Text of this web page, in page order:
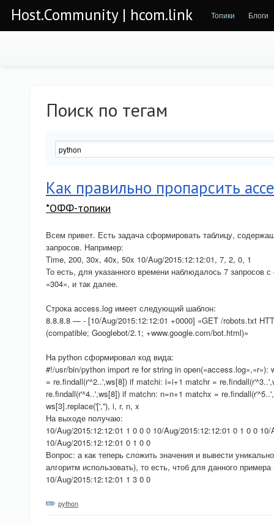
Host.Community | hcom.link Топики Блоги
Поиск по тегам
Как правильно пропарсить
*ОФФ-топики
Всем привет. Есть задача сформировать таблицу,
запросов. Например:
Time, 200, 30x, 40x, 50x 10/Aug/2015:12:12:01, 7, 2, 0, 1
То есть, для указанного времени наблюдалось 7 запросов
«304», и так далее.
Строка access.log имеет следующий шаблон:
8.8.8.8 — - [10/Aug/2015:12:12:01 +0000] «GET /robots.txt
(compatible; Googlebot/2.1; +www.google.com/bot.html)»
На python сформировал код вида:
#!/usr/bin/python import re for string in
= re.findall(r'^2..',ws[8]) if matchi: i=i+1 matchr =
re.findall(r'^4..',ws[8]) if matchn: n=n+1 matchx =
ws[3].replace('[',''), i, r, n, x
На выходе получаю:
10/Aug/2015:12:12:01 1 0 0 0 10/Aug/2015:12:12:01 0 1 0 0
10/Aug/2015:12:12:01 0 1 0 0
Вопрос: а как теперь сложить значения и вывести
алгоритм использовать), то есть, чтоб для данного
10/Aug/2015:12:12:01 1 3 0 0
python